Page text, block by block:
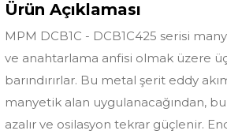
Ürün Açıklaması
MPM DCB1C - DCB1C425 serisi
ve anahtarlama anfisi olmak üzere
barındırırlar. Bu metal şerit eddy
manyetik alan uygulanacağından,
azalır ve osilasyon tekrar güçlenir.